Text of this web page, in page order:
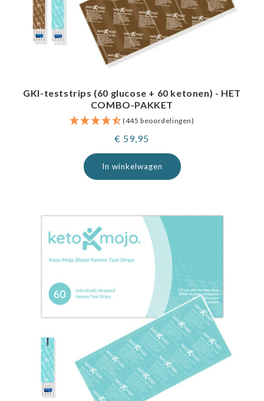
GKI-teststrips (60 glucose + 60 ketonen) - HET
COMBO-PAKKET
(445 beoordelingen)
Normale
prijs
€ 59,95
In winkelwagen